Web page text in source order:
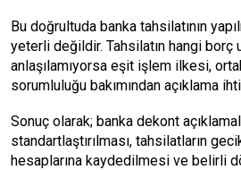
Bu doğrultuda banka tahsilatının
yeterli değildir. Tahsilatın hangi borç
anlaşılamıyorsa eşit işlem ilkesi,
sorumluluğu bakımından açıklama
Sonuç olarak; banka dekont
standartlaştırılması, tahsilatların
hesaplarına kaydedilmesi ve belirli